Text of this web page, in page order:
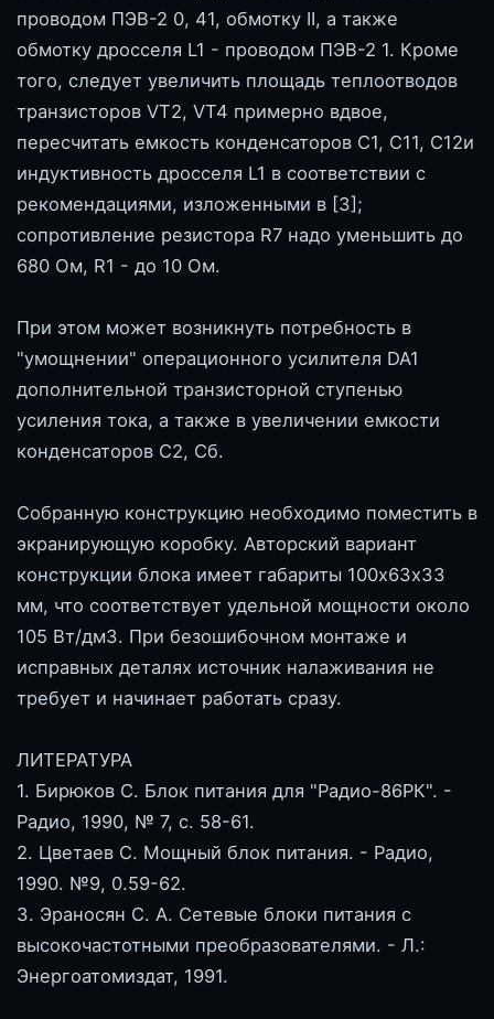
проводом ПЭВ-2 0, 41, обмотку II, а также
обмотку дросселя L1 - проводом ПЭВ-2 1. Кроме
того, следует увеличить площадь теплоотводов
транзисторов VT2, VT4 примерно вдвое,
пересчитать емкость конденсаторов С1, С11, С12и
индуктивность дросселя L1 в соответствии с
рекомендациями, изложенными в [3];
сопротивление резистора R7 надо уменьшить до
680 Ом, R1 - до 10 Ом.
При этом может возникнуть потребность в
"умощнении" операционного усилителя DA1
дополнительной транзисторной ступенью
усиления тока, а также в увеличении емкости
конденсаторов С2, Сб.
Собранную конструкцию необходимо поместить в
экранирующую коробку. Авторский вариант
конструкции блока имеет габариты 100х63х33
мм, что соответствует удельной мощности около
105 Вт/дм3. При безошибочном монтаже и
исправных деталях источник налаживания не
требует и начинает работать сразу.
ЛИТЕРАТУРА
1. Бирюков С. Блок питания для "Радио-86РК". -
Радио, 1990, № 7, с. 58-61.
2. Цветаев С. Мощный блок питания. - Радио,
1990. №9, 0.59-62.
3. Эраносян С. А. Сетевые блоки питания с
высокочастотными преобразователями. - Л.:
Энергоатомиздат, 1991.